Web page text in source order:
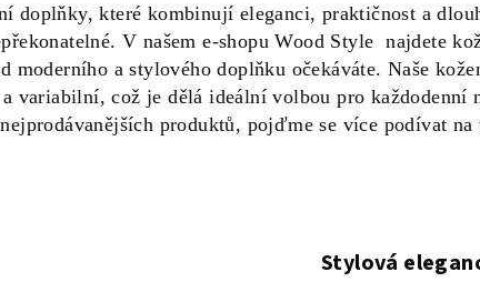
doplňky, které kombinují eleganci, praktičnost a
V našem e-shopu Wood Style najdete
moderního a stylového doplňku očekáváte. Naše
variabilní, což je dělá ideální volbou pro každodenní
produktů, pojďme se více podívat
Stylová